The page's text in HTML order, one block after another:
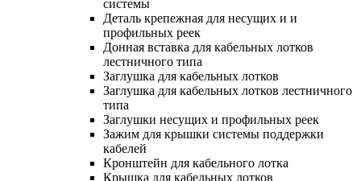
системы
Деталь крепежная для несущих и и
профильных реек
Донная вставка для кабельных лотков
лестничного типа
Заглушка для кабельных лотков
Заглушка для кабельных лотков лестничного
типа
Заглушки несущих и профильных реек
Зажим для крышки системы поддержки
кабелей
Кронштейн для кабельного лотка
Крышка для кабельных лотков